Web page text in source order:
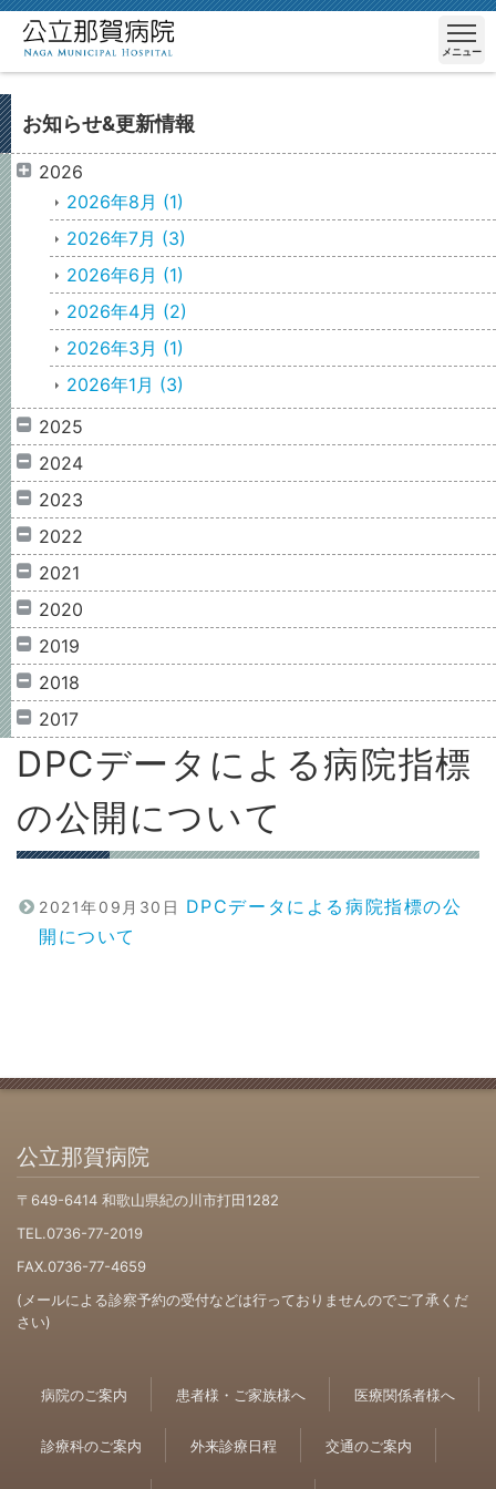
メニュー
お知らせ&更新情報
2026
2026年8月 (1)
2026年7月 (3)
2026年6月 (1)
2026年4月 (2)
2026年3月 (1)
2026年1月 (3)
2025
2024
2023
2022
2021
2020
2019
2018
2017
DPCデータによる病院指標
の公開について
2021年09月30日 DPCデータによる病院指標の公
開について
公立那賀病院
〒649-6414 和歌山県紀の川市打田1282
TEL.0736-77-2019
FAX.0736-77-4659
(メールによる診察予約の受付などは行っておりませんのでご了承くだ
さい)
病院のご案内 患者様・ご家族様へ 医療関係者様へ
診療科のご案内 外来診療日程 交通のご案内